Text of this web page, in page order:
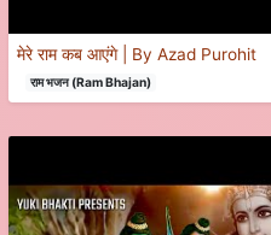
मेरे राम कब आएंगे | By Azad Purohit
राम भजन (Ram Bhajan)